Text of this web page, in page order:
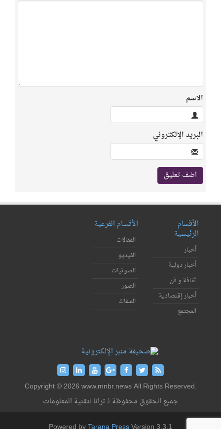
الاسم
البريد الإلكتروني
الأقسام
الرئيسية
أخبار
أخبار دولية
ثقافة و فن
أخبار إقتصادية
المجتمع
الأقسام الفرعية
المقالات
الفيديو
الصوتيات
الصور
الملفات
Copyright © 2026 www.mnbr.news All Rights Reserved.
جميع الحقوق محفوظة لـ ترانا لتقنية المعلومات